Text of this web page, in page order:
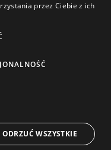
3
przez Ciebie z ich
ODRZUĆ WSZYSTKIE